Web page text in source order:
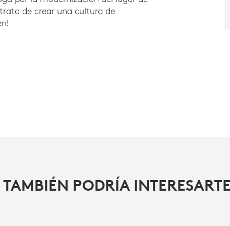
de crear una cultura de
TAMBIÉN PODRÍA